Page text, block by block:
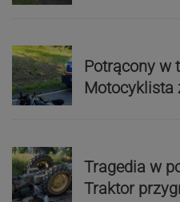
Potrącony w
Motocyklista
Tragedia w
Traktor